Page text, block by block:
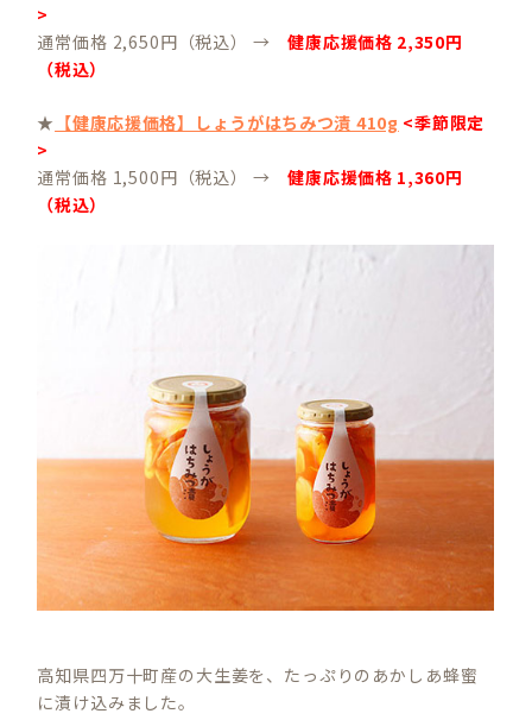
>
通常価格 2,650円（税込） →健康応援価格 2,350円
（税込）
★ 【健康応援価格】しょうがはちみつ漬 410g <季節限定
>
通常価格 1,500円（税込） →健康応援価格 1,360円
（税込）
高知県四万十町産の大生姜を、たっぷりのあかしあ蜂蜜
に漬け込みました。